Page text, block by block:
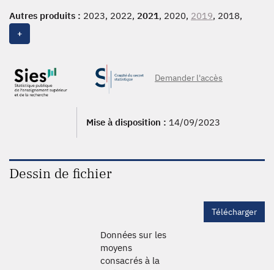
Autres produits : 2023, 2022, 2021, 2020, 2019, 2018,
2017, 2016, 2015, 2014, 2013, 2012, 2011, 2010, 2009,
2008, 2007, 2006, 2005, 2004, 2003, 2002, 2001, 2000,
1990, 1989, 1988, 1987, 1986, 1985, 1984, 1983, 1982,
1981, 1980
+
Demander l'accès
Mise à disposition : 14/09/2023
Dessin de fichier
Télécharger
Données sur les
moyens
consacrés à la